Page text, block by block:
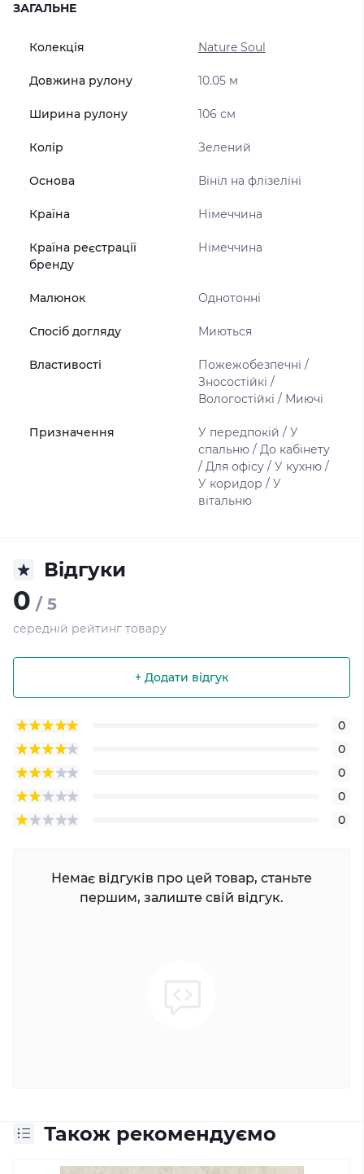
ЗАГАЛЬНЕ
Колекція Nature Soul
Довжина рулону 10.05 м
Ширина рулону 106 см
Колір Зелений
Основа Вініл на флізеліні
Країна Німеччина
Країна реєстрації
бренду
Німеччина
Малюнок Однотонні
Спосіб догляду Миються
Властивості
Пожежобезпечні /
Зносостійкі /
Вологостійкі / Миючі
Призначення
У передпокій / У
спальню / До кабінету
/ Для офісу / У кухню /
У коридор / У
вітальню
Відгуки
0 / 5
середній рейтинг товару
+ Додати відгук
0
0
0
0
0
Немає відгуків про цей товар, станьте
першим, залиште свій відгук.
Також рекомендуємо